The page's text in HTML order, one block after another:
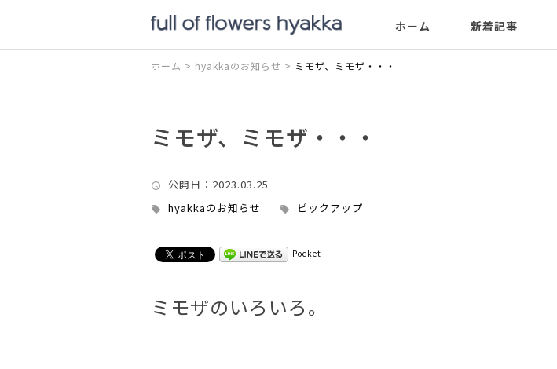
ホーム 新着記事
ホーム > hyakkaのお知らせ > ミモザ、ミモザ・・・
ミモザ、ミモザ・・・
公開日 ：2023.03.25
hyakkaのお知らせ
ピックアップ
Pocket
ミモザのいろいろ。